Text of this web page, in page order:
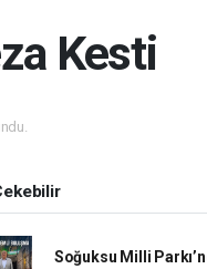
Kesti
Soğuksu Milli